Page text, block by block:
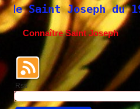
mars et du 1er mai
Connaître Saint Joseph
Rss